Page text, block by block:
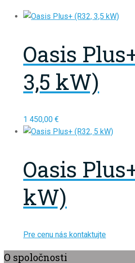
Oasis
3,5 kW)
1 450,00 €
Oasis
kW)
Pre cenu nás kontaktujte
O spoločnosti